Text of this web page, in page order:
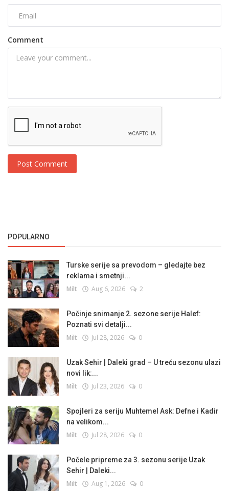
Comment
Post Comment
POPULARNO
Turske serije sa prevodom – gledajte bez
reklama i smetnji...
Milt Aug 6, 2026 2
Počinje snimanje 2. sezone serije Halef:
Poznati svi detalji...
Milt Jul 28, 2026 0
Uzak Sehir | Daleki grad – U treću sezonu ulazi
novi lik:...
Milt Jul 23, 2026 0
Spojleri za seriju Muhtemel Ask: Defne i Kadir
na velikom...
Milt Jul 28, 2026 0
Počele pripreme za 3. sezonu serije Uzak
Sehir | Daleki...
Milt Aug 1, 2026 0